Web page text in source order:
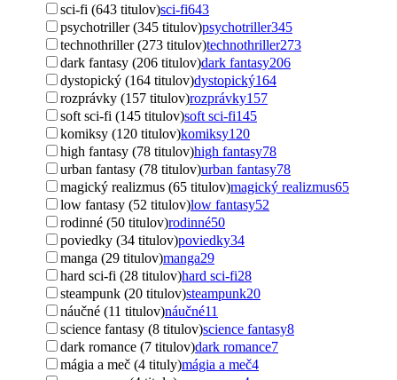
sci-fi (643 titulov)sci-fi643
psychotriller (345 titulov)psychotriller345
technothriller (273 titulov)technothriller273
dark fantasy (206 titulov)dark fantasy206
dystopický (164 titulov)dystopický164
rozprávky (157 titulov)rozprávky157
soft sci-fi (145 titulov)soft sci-fi145
komiksy (120 titulov)komiksy120
high fantasy (78 titulov)high fantasy78
urban fantasy (78 titulov)urban fantasy78
magický realizmus (65 titulov)magický realizmus65
low fantasy (52 titulov)low fantasy52
rodinné (50 titulov)rodinné50
poviedky (34 titulov)poviedky34
manga (29 titulov)manga29
hard sci-fi (28 titulov)hard sci-fi28
steampunk (20 titulov)steampunk20
náučné (11 titulov)náučné11
science fantasy (8 titulov)science fantasy8
dark romance (7 titulov)dark romance7
mágia a meč (4 tituly)mágia a meč4